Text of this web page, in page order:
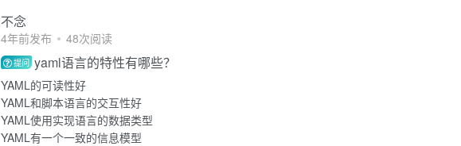
不念
4年前发布 48次阅读
提问 yaml语言的特性有哪些？
YAML的可读性好
YAML和脚本语言的交互性好
YAML使用实现语言的数据类型
YAML有一个一致的信息模型